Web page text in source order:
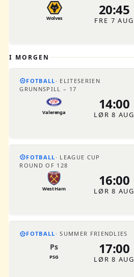
Wolves
20:45
FRE 7 AUG
I MORGEN
FOTBALL
ELITESERIEN
GRUNNSPILL – 17
Valerenga
14:00
LØR 8 AUG
FOTBALL
LEAGUE CUP
ROUND OF 128
West Ham
16:00
LØR 8 AUG
FOTBALL SUMMER FRIENDLIES
Ps
PSG
17:00
LØR 8 AUG